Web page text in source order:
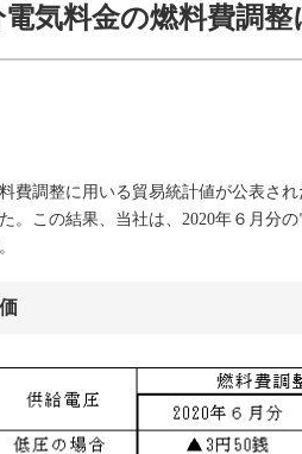
電気料金の燃料費調
費調整に用いる貿易統計値が公表さ
。この結果、当社は、2020年６月分